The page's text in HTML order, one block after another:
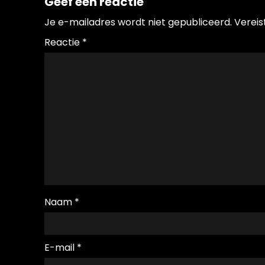
Je e-mailadres wordt niet gepubliceerd.
Reactie *
Naam *
E-mail *